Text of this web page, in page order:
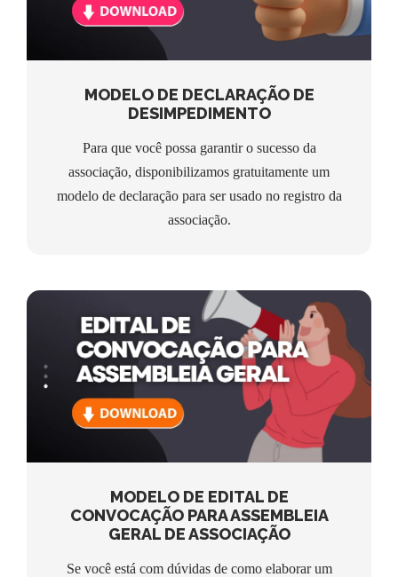
MODELO DE DECLARAÇÃO DE
DESIMPEDIMENTO
Para que você possa garantir o sucesso da
associação, disponibilizamos gratuitamente um
modelo de declaração para ser usado no registro da
associação.
MODELO DE EDITAL DE CONVOCAÇÃO
PARA ASSEMBLEIA GERAL DE
ASSOCIAÇÃO
MODELO DE EDITAL DE
CONVOCAÇÃO PARA ASSEMBLEIA
GERAL DE ASSOCIAÇÃO
Se você está com dúvidas de como elaborar um